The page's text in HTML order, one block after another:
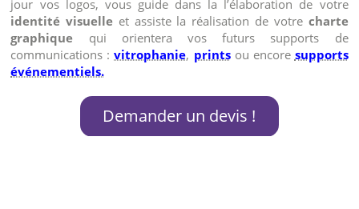
jour vos logos, vous guide dans la l’élaboration de votre
identité visuelle et assiste la réalisation de votre charte
graphique qui orientera vos futurs supports de
communications :vitrophanie, printsou encore supports
événementiels.
Demander un devis !